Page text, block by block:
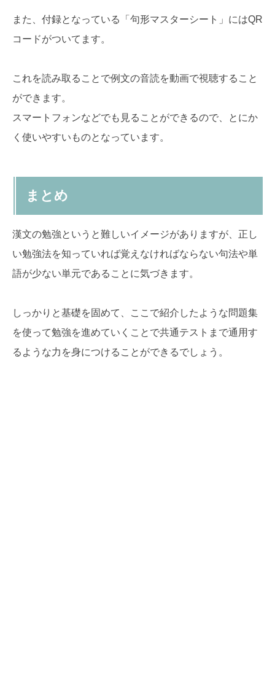
また、付録となっている「句形マスターシート」にはQR
コードがついてます。
これを読み取ることで例文の音読を動画で視聴すること
ができます。
スマートフォンなどでも見ることができるので、とにか
く使いやすいものとなっています。
まとめ
漢文の勉強というと難しいイメージがありますが、正し
い勉強法を知っていれば覚えなければならない句法や単
語が少ない単元であることに気づきます。
しっかりと基礎を固めて、ここで紹介したような問題集
を使って勉強を進めていくことで共通テストまで通用す
るような力を身につけることができるでしょう。